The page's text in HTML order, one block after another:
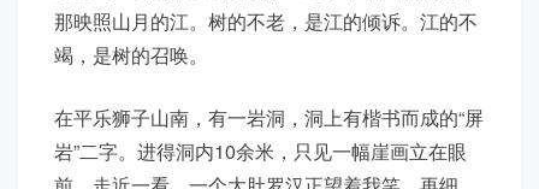
那映照山月的江。树的不老，是江的倾诉。江的不
竭，是树的召唤。
在平乐狮子山南，有一岩洞，洞上有楷书而成的“屏
岩”二字。进得洞内10余米，只见一幅崖画立在眼